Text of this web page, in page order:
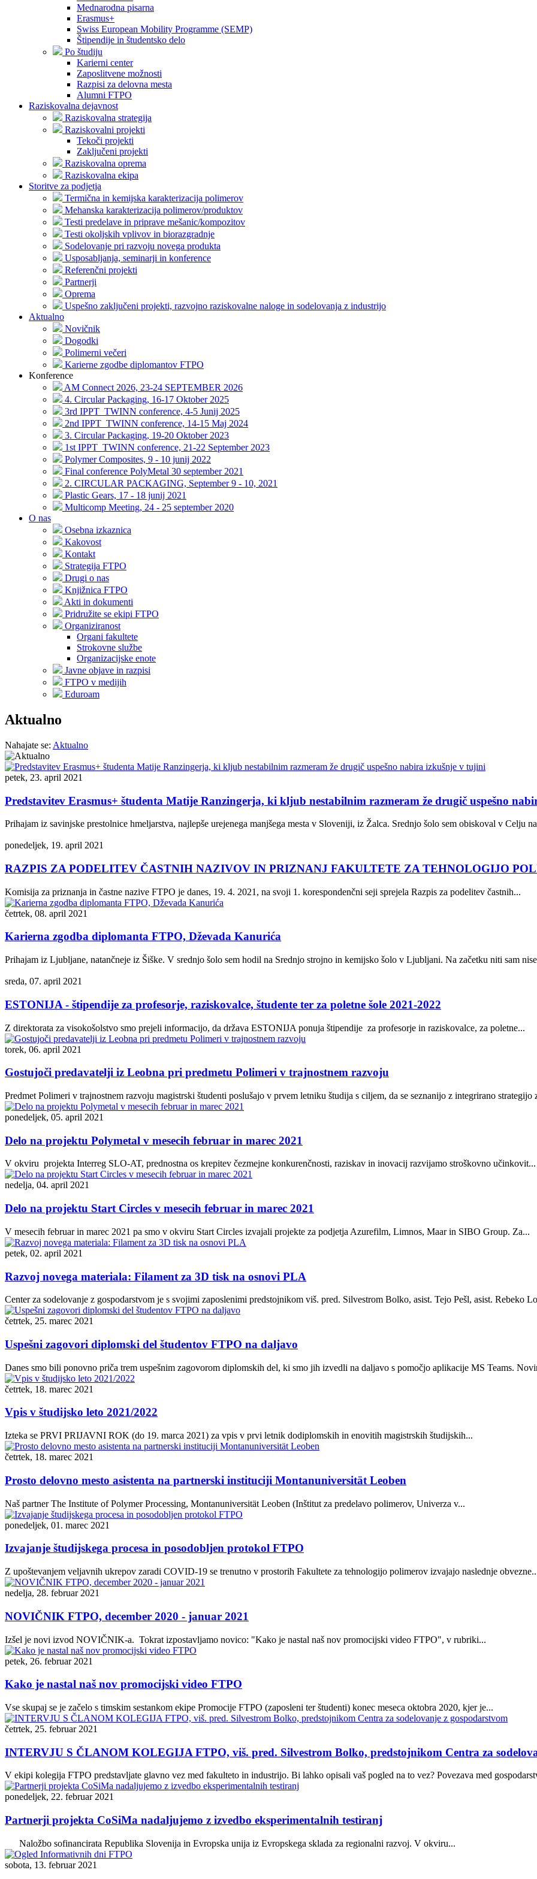
Mednarodna pisarna
Erasmus+
Swiss European Mobility Programme (SEMP)
Štipendije in študentsko delo
Po študiju
Karierni center
Zaposlitvene možnosti
Razpisi za delovna mesta
Alumni FTPO
Raziskovalna dejavnost
Raziskovalna strategija
Raziskovalni projekti
Tekoči projekti
Zaključeni projekti
Raziskovalna oprema
Raziskovalna ekipa
Storitve za podjetja
Termična in kemijska karakterizacija polimerov
Mehanska karakterizacija polimerov/produktov
Testi predelave in priprave mešanic/kompozitov
Testi okoljskih vplivov in biorazgradnje
Sodelovanje pri razvoju novega produkta
Usposabljanja, seminarji in konference
Referenčni projekti
Partnerji
Oprema
Uspešno zaključeni projekti, razvojno raziskovalne naloge in sodelovanja z industrijo
Aktualno
Novičnik
Dogodki
Polimerni večeri
Karierne zgodbe diplomantov FTPO
Konference
AM Connect 2026, 23-24 SEPTEMBER 2026
4. Circular Packaging, 16-17 Oktober 2025
3rd IPPT_TWINN conference, 4-5 Junij 2025
2nd IPPT_TWINN conference, 14-15 Maj 2024
3. Circular Packaging, 19-20 Oktober 2023
1st IPPT_TWINN conference, 21-22 September 2023
Polymer Composites, 9 - 10 junij 2022
Final conference PolyMetal 30 september 2021
2. CIRCULAR PACKAGING, September 9 - 10, 2021
Plastic Gears, 17 - 18 junij 2021
Multicomp Meeting, 24 - 25 september 2020
O nas
Osebna izkaznica
Kakovost
Kontakt
Strategija FTPO
Drugi o nas
Knjižnica FTPO
Akti in dokumenti
Pridružite se ekipi FTPO
Organiziranost
Organi fakultete
Strokovne službe
Organizacijske enote
Javne objave in razpisi
FTPO v medijih
Eduroam
Aktualno
Nahajate se: Aktualno
petek, 23. april 2021
Predstavitev Erasmus+ študenta Matije Ranzingerja, ki kljub nestabilnim razmeram že drugič uspešno
Prihajam iz savinjske prestolnice hmeljarstva, najlepše urejenega manjšega mesta v Sloveniji, iz Žalca. Srednjo šolo sem obiskoval v Celju
ponedeljek, 19. april 2021
RAZPIS ZA PODELITEV ČASTNIH NAZIVOV IN PRIZNANJ FAKULTETE ZA TEHNOLOGIJO
Komisija za priznanja in častne nazive FTPO je danes, 19. 4. 2021, na svoji 1. korespondenčni seji sprejela Razpis za podelitev častnih...
četrtek, 08. april 2021
Karierna zgodba diplomanta FTPO, Dževada Kanurića
Prihajam iz Ljubljane, natančneje iz Šiške. V srednjo šolo sem hodil na Srednjo strojno in kemijsko šolo v Ljubljani. Na začetku niti sam
sreda, 07. april 2021
ESTONIJA - štipendije za profesorje, raziskovalce, študente ter za poletne šole 2021-2022
Z direktorata za visokošolstvo smo prejeli informacijo, da država ESTONIJA ponuja štipendije za profesorje in raziskovalce, za poletne...
torek, 06. april 2021
Gostujoči predavatelji iz Leobna pri predmetu Polimeri v trajnostnem razvoju
Predmet Polimeri v trajnostnem razvoju magistrski študenti poslušajo v prvem letniku študija s ciljem, da se seznanijo z integrirano strategijo
ponedeljek, 05. april 2021
Delo na projektu Polymetal v mesecih februar in marec 2021
V okviru projekta Interreg SLO-AT, prednostna os krepitev čezmejne konkurenčnosti, raziskav in inovacij razvijamo stroškovno učinkovit...
nedelja, 04. april 2021
Delo na projektu Start Circles v mesecih februar in marec 2021
V mesecih februar in marec 2021 pa smo v okviru Start Circles izvajali projekte za podjetja Azurefilm, Limnos, Maar in SIBO Group. Za...
petek, 02. april 2021
Razvoj novega materiala: Filament za 3D tisk na osnovi PLA
Center za sodelovanje z gospodarstvom je s svojimi zaposlenimi predstojnikom viš. pred. Silvestrom Bolko, asist. Tejo Pešl, asist. Rebeko
četrtek, 25. marec 2021
Uspešni zagovori diplomski del študentov FTPO na daljavo
Danes smo bili ponovno priča trem uspešnim zagovorom diplomskih del, ki smo jih izvedli na daljavo s pomočjo aplikacije MS Teams.
četrtek, 18. marec 2021
Vpis v študijsko leto 2021/2022
Izteka se PRVI PRIJAVNI ROK (do 19. marca 2021) za vpis v prvi letnik dodiplomskih in enovitih magistrskih študijskih...
četrtek, 18. marec 2021
Prosto delovno mesto asistenta na partnerski instituciji Montanuniversität Leoben
Naš partner The Institute of Polymer Processing, Montanuniversität Leoben (Inštitut za predelavo polimerov, Univerza v...
ponedeljek, 01. marec 2021
Izvajanje študijskega procesa in posodobljen protokol FTPO
Z upoštevanjem veljavnih ukrepov zaradi COVID-19 se trenutno v prostorih Fakultete za tehnologijo polimerov izvajajo naslednje
nedelja, 28. februar 2021
NOVIČNIK FTPO, december 2020 - januar 2021
Izšel je novi izvod NOVIČNIK-a. Tokrat izpostavljamo novico: "Kako je nastal naš nov promocijski video FTPO", v rubriki...
petek, 26. februar 2021
Kako je nastal naš nov promocijski video FTPO
Vse skupaj se je začelo s timskim sestankom ekipe Promocije FTPO (zaposleni ter študenti) konec meseca oktobra 2020, kjer je...
četrtek, 25. februar 2021
INTERVJU S ČLANOM KOLEGIJA FTPO, viš. pred. Silvestrom Bolko, predstojnikom Centra za
V ekipi kolegija FTPO predstavljate glavno vez med fakulteto in industrijo. Bi lahko opisali vaš pogled na to vez? Povezava med
ponedeljek, 22. februar 2021
Partnerji projekta CoSiMa nadaljujemo z izvedbo eksperimentalnih testiranj
Naložbo sofinancirata Republika Slovenija in Evropska unija iz Evropskega sklada za regionalni razvoj. V okviru...
sobota, 13. februar 2021